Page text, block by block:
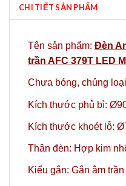
CHI TIẾT SẢN PHẨM
Tên sản phẩm: Đèn
trần AFC 379T LED
Chưa bóng, chủng
Kích thước phủ bì:
Kích thước khoét lỗ:
Thân đèn: Hợp kim
Kiểu gắn: Gắn âm trần